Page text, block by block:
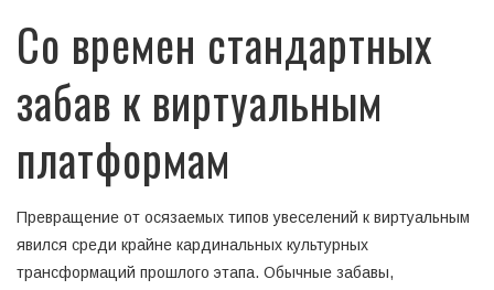
Со времен стандартных
забав к виртуальным
платформам
Превращение от осязаемых типов увеселений к виртуальным
явился среди крайне кардинальных культурных
трансформаций прошлого этапа. Обычные забавы,